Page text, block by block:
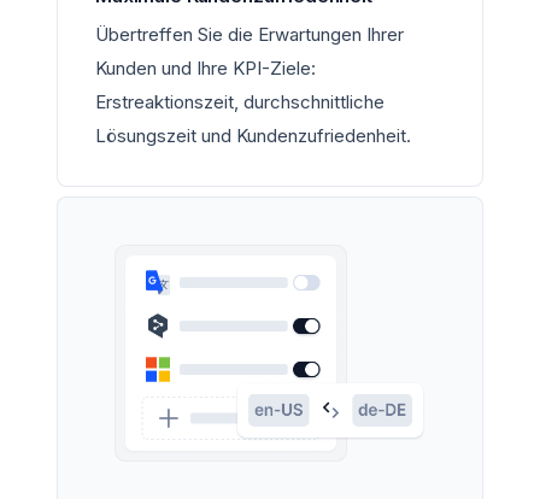
Übertreffen Sie die Erwartungen Ihrer
Kunden und Ihre KPI-Ziele:
Erstreaktionszeit, durchschnittliche
Lösungszeit und Kundenzufriedenheit.